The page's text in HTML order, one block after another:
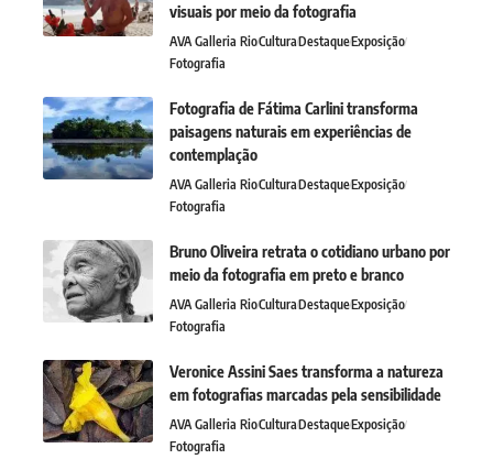
visuais por meio da fotografia
AVA Galleria RioCulturaDestaqueExposição
Fotografia
Fotografia de Fátima Carlini transforma
paisagens naturais em experiências de
contemplação
AVA Galleria RioCulturaDestaqueExposição
Fotografia
Bruno Oliveira retrata o cotidiano urbano por
meio da fotografia em preto e branco
AVA Galleria RioCulturaDestaqueExposição
Fotografia
Veronice Assini Saes transforma a natureza
em fotografias marcadas pela sensibilidade
AVA Galleria RioCulturaDestaqueExposição
Fotografia